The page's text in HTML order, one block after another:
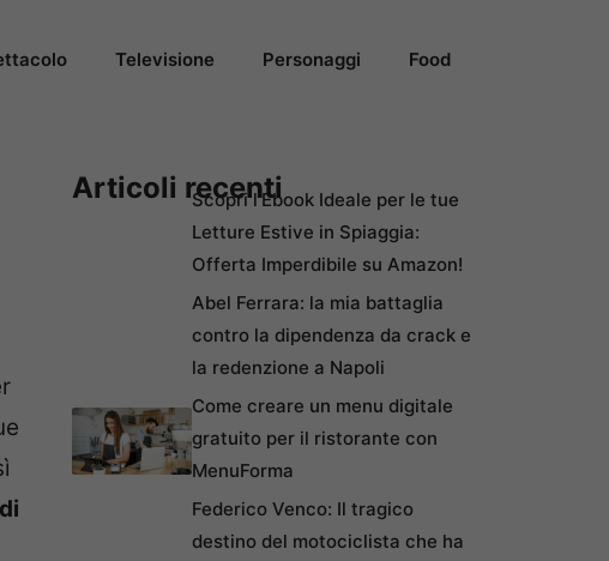
Televisione Personaggi Food
Articoli recentiScopri l’Ebook Ideale per le tue
Letture Estive in Spiaggia:
Offerta Imperdibile su Amazon!
Abel Ferrara: la mia battaglia
contro la dipendenza da crack e
la redenzione a Napoli
Come creare un menu digitale
gratuito per il ristorante con
MenuForma
Federico Venco: Il tragico
destino del motociclista che ha